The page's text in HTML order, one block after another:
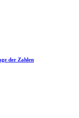
der Zahlen